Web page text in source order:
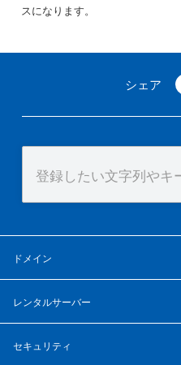
スになります。
シェア
ドメイン
レンタルサーバー
セキュリティ